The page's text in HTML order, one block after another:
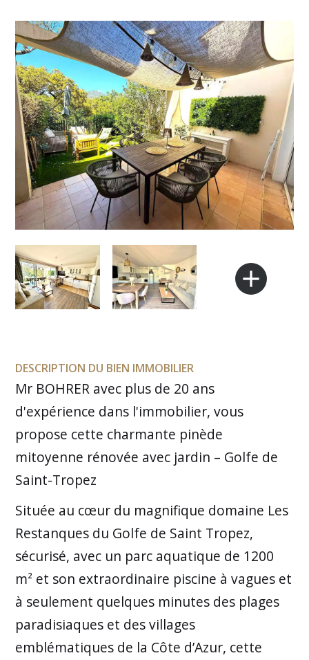
add
DESCRIPTION DU BIEN IMMOBILIER
Mr BOHRER avec plus de 20 ans
d'expérience dans l'immobilier, vous
propose cette charmante pinède
mitoyenne rénovée avec jardin – Golfe de
Saint-Tropez
Située au cœur du magnifique domaine Les
Restanques du Golfe de Saint Tropez,
sécurisé, avec un parc aquatique de 1200
m² et son extraordinaire piscine à vagues et
à seulement quelques minutes des plages
paradisiaques et des villages
emblématiques de la Côte d’Azur, cette